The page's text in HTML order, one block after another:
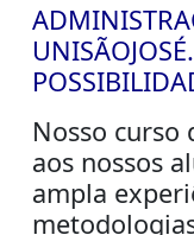
Nosso curso
aos nossos
ampla